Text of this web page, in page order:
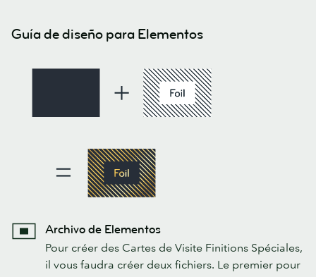
Guía de diseño para Elementos
Archivo de Elementos
Pour créer des Cartes de Visite Finitions Spéciales,
il vous faudra créer deux fichiers. Le premier pour